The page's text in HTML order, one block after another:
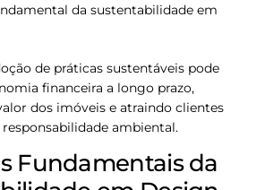
da sustentabilidade em
de práticas sustentáveis pode
financeira a longo prazo,
dos imóveis e atraindo clientes
ambiental.
Fundamentais da